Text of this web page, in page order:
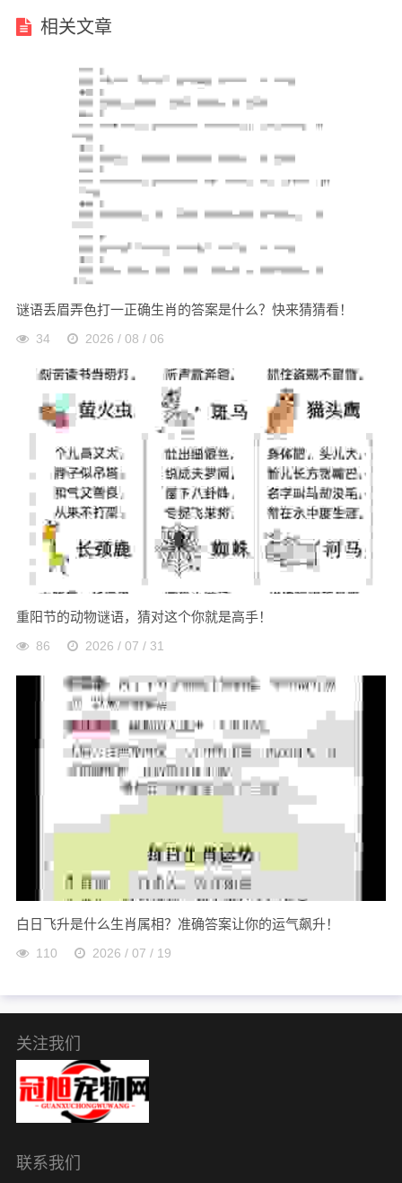
相关文章
谜语丢眉弄色打一正确生肖的答案是什么？快来猜猜看！
34 2026 / 08 / 06
重阳节的动物谜语，猜对这个你就是高手！
86 2026 / 07 / 31
白日飞升是什么生肖属相？准确答案让你的运气飙升！
110 2026 / 07 / 19
关注我们
联系我们